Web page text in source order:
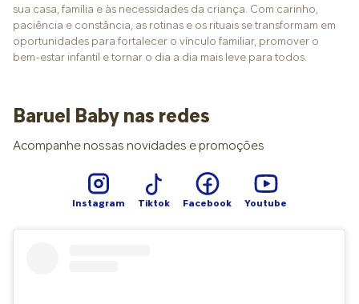
sua casa, família e às necessidades da criança. Com carinho,
paciência e constância, as rotinas e os rituais se transformam em
oportunidades para fortalecer o vínculo familiar, promover o
bem-estar infantil e tornar o dia a dia mais leve para todos.
Baruel Baby nas redes
Acompanhe nossas novidades e promoções
Instagram Tiktok Facebook Youtube